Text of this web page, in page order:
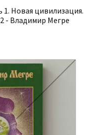
1. Новая цивилизация.
- Владимир Мегре